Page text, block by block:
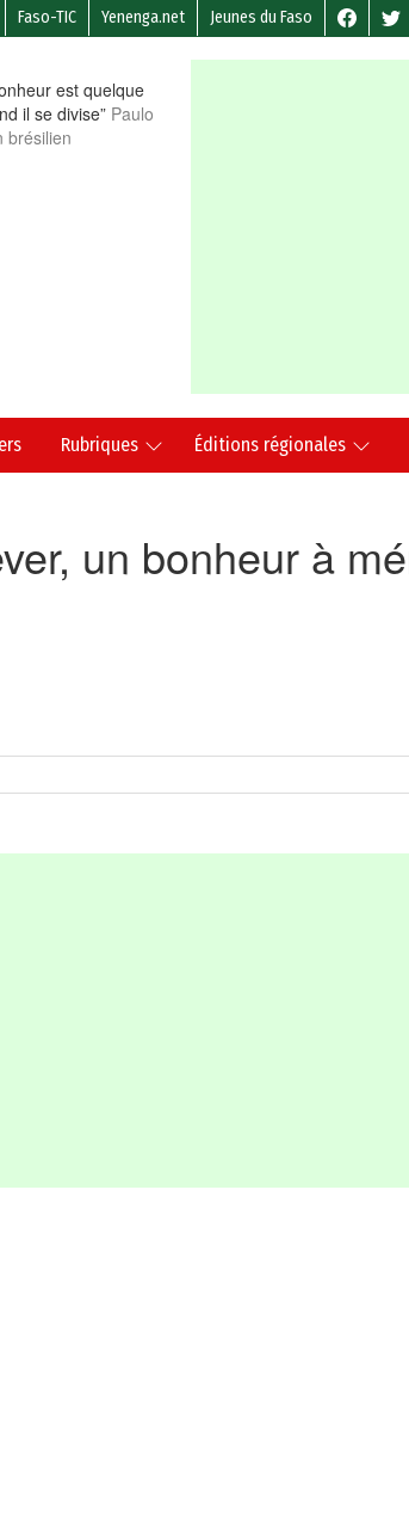
Faso-TIC Yenenga.net Jeunes du Faso
est quelque
il se divise” Paulo
brésilien
Rubriques Éditions régionales
un bonheur à